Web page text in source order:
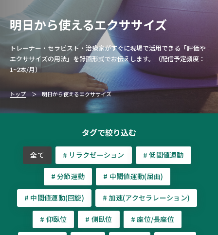
明日から使えるエクササイズ
トレーナー・セラピスト・治療家がすぐに現場で活用できる「評価や
エクササイズの用法」を録画形式でお伝えします。（配信予定頻度：
1~2本/月）
トップ 明日から使えるエクササイズ
タグで絞り込む
全て # リラクゼーション # 低閾値運動
# 分節運動 # 中閾値運動(屈曲)
# 中閾値運動(回旋) # 加速(アクセラレーション)
# 仰臥位 # 側臥位 # 座位/長座位